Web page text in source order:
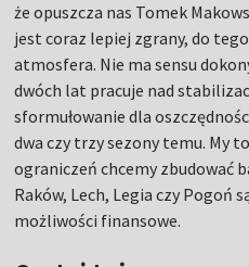
że opuszcza nas Tomek
jest coraz lepiej zgrany, do
atmosfera. Nie ma sensu
dwóch lat pracuje nad
sformułowanie dla
dwa czy trzy sezony temu. My
ograniczeń chcemy zbudować
Raków, Lech, Legia czy Pogoń
możliwości finansowe.